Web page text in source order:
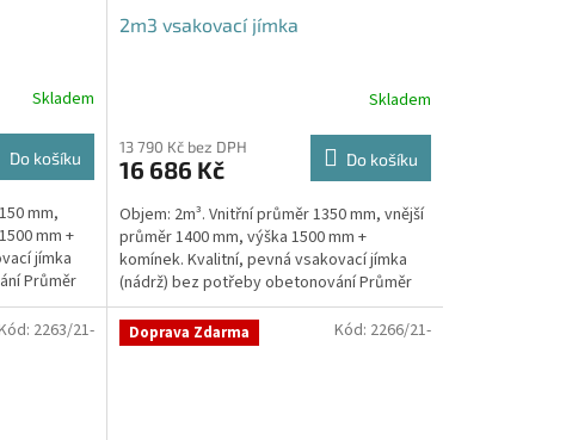
Skladem
Do košíku
mm,
mm +
jímka
Průměr
2m3 vsakovací jímka
produktu
je
z
5
hvězdiček.
Skladem
13 790 Kč bez DPH
16 686 Kč Do košíku
Objem: 2m³. Vnitřní průměr 1350 mm, vnější
průměr 1400 mm, výška 1500 mm +
komínek. Kvalitní, pevná vsakovací jímka
(nádrž) bez potřeby obetonování Průměr
přítoku a odtoku +...
2263/21- Doprava Zdarma Kód: 2266/21-